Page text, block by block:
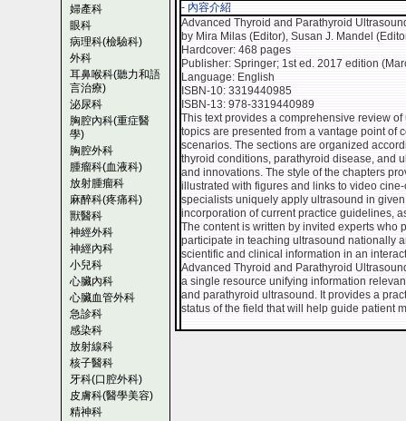
婦產科
眼科
病理科(檢驗科)
外科
耳鼻喉科(聽力和語
言治療)
泌尿科
胸腔內科(重症醫
學)
胸腔外科
腫瘤科(血液科)
放射腫瘤科
麻醉科(疼痛科)
獸醫科
神經外科
神經內科
小兒科
心臟內科
心臟血管外科
急診科
感染科
放射線科
核子醫科
牙科(口腔外科)
皮膚科(醫學美容)
精神科
- 內容介紹
Advanced Thyroid and Parathyroid
by Mira Milas (Editor), Susan J. Mandel
Hardcover: 468 pages
Publisher: Springer; 1st ed. 2017 edition
Language: English
ISBN-10: 3319440985
ISBN-13: 978-3319440989
This text provides a comprehensive review
topics are presented from a vantage point of
scenarios. The sections are organized
thyroid conditions, parathyroid disease, and
and innovations. The style of the chapters
illustrated with figures and links to video
specialists uniquely apply ultrasound in
incorporation of current practice guidelines,
The content is written by invited experts
participate in teaching ultrasound nationally
scientific and clinical information in an
Advanced Thyroid and Parathyroid
a single resource unifying information
and parathyroid ultrasound. It provides a
status of the field that will help guide patient